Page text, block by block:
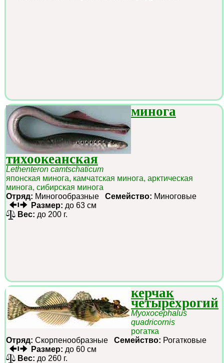
минога
тихоокеанская
Lethenteron camtschaticum
японская минога, камчатская минога, арктическая
минога, сибирская минога
Отряд: Миногообразные Семейство: Миноговые
Размер: до 63 см
Вес: до 200 г.
керчак
четырёхрогий
Myoxocephalus
quadricornis
рогатка
Отряд: Скорпенообразные Семейство: Рогатковые
Размер: до 60 см
Вес: до 260 г.